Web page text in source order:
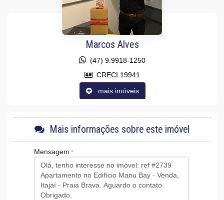
Câmeras de Segurança
Gás Central
Elevador
Entrada para Banhistas
Box de Praia
Hall Decorado e Mobiliado
Acessibilidade para PNE
Marcos Alves
(47) 9.9918-1250
CRECI 19941
mais imóveis
Mais informações sobre este imóvel
Mensagem